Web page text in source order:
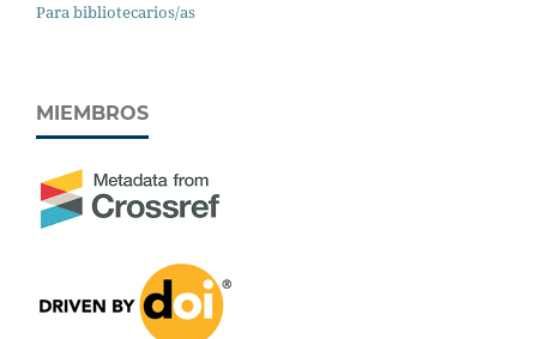
Para bibliotecarios/as
MIEMBROS